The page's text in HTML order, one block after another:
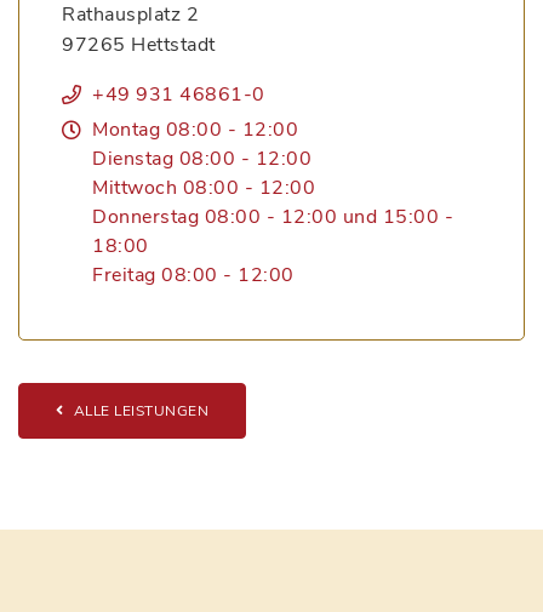
Rathausplatz 2
97265 Hettstadt
+49 931 46861-0
Montag 08:00 - 12:00
Dienstag 08:00 - 12:00
Mittwoch 08:00 - 12:00
Donnerstag 08:00 - 12:00 und 15:00 -
18:00
Freitag 08:00 - 12:00
ALLE LEISTUNGEN